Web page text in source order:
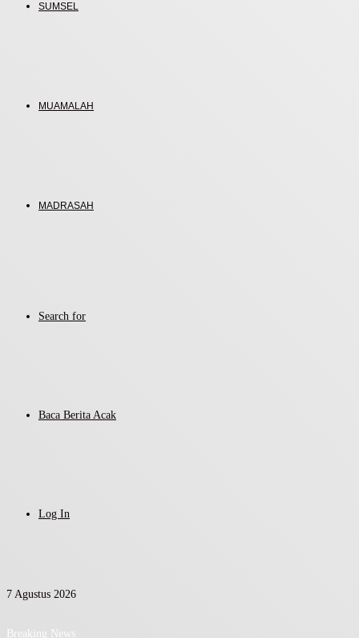
SUMSEL
MUAMALAH
MADRASAH
Search for
Baca Berita Acak
Log In
7 Agustus 2026
Breaking News